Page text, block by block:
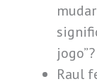
jogo”?
Raul